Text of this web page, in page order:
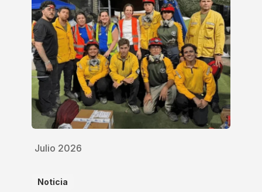
Julio 2026
Noticia